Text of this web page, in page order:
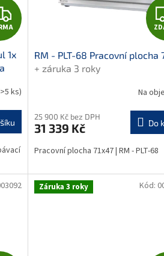
Z
D
A
R
M
A
1x
ks)
RM - PLT-68 Pracovní plocha
+ záruka 3 roky
Na
25 900 Kč bez DPH
31 339 Kč Do
Pracovní plocha 71x47 | RM - PLT-68
Záruka 3 roky Kód: